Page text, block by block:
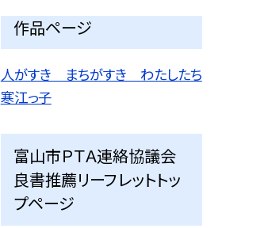
作品ページ
人がすき まちがすき わたしたち
寒江っ子
富山市ＰＴＡ連絡協議会
良書推薦リーフレットトッ
プページ